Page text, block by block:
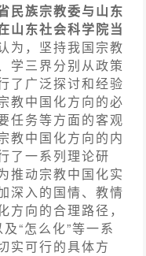
民族宗教委与山东
山东社会科学院当
为，坚持我国宗教
学三界分别从政策
了广泛探讨和经验
教中国化方向的必
任务等方面的客观
教中国化方向的内
了一系列理论研
推动宗教中国化实
深入的国情、教情
方向的合理路径，
“怎么化”等一系
实可行的具体方